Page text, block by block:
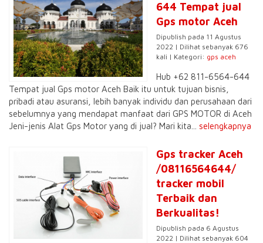
644 Tempat jual
Gps motor Aceh
Dipublish pada 11 Agustus
2022 | Dilihat sebanyak 676
kali | Kategori: gps aceh
Hub +62 811-6564-644
Tempat jual Gps motor Aceh Baik itu untuk tujuan bisnis,
pribadi atau asuransi, lebih banyak individu dan perusahaan dari
sebelumnya yang mendapat manfaat dari GPS MOTOR di Aceh
Jeni-jenis Alat Gps Motor yang di jual? Mari kita... selengkapnya
Gps tracker Aceh
/08116564644/
tracker mobil
Terbaik dan
Berkualitas!
Dipublish pada 6 Agustus
2022 | Dilihat sebanyak 604